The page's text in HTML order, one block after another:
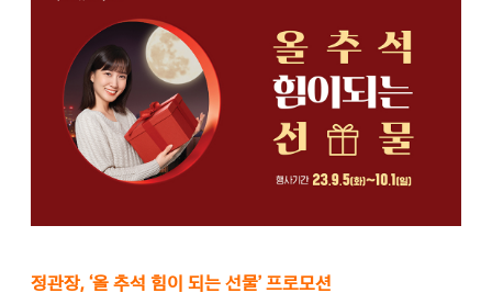
정관장, ‘올 추석 힘이 되는 선물’ 프로모션